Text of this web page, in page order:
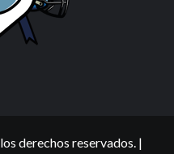
derechos reservados. |